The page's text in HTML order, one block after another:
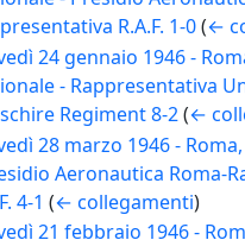
R.A.F. 1-0 (←
24 gennaio 1946 -
- Rappresentativa
Regiment 8-2 (←
28 marzo 1946 -
Aeronautica Roma-
4-1 (← collegamenti)
21 febbraio 1946 -